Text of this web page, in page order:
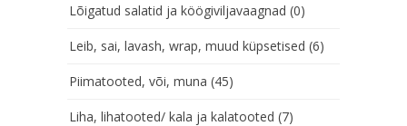
Lõigatud salatid ja köögiviljavaagnad (0)
Leib, sai, lavash, wrap, muud küpsetised (6)
Piimatooted, või, muna (45)
Liha, lihatooted/ kala ja kalatooted (7)